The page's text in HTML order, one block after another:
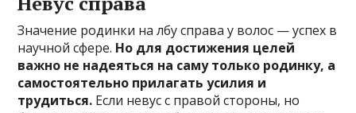
Значение родинки на лбу справа у волос — успех в
научной сфере. Но для достижения целей
важно не надеяться на саму только родинку, а
самостоятельно прилагать усилия и
трудиться. Если невус с правой стороны, но